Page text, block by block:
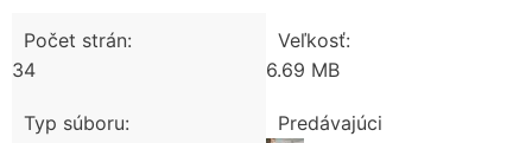
Počet strán:
34
Veľkosť:
6.69 MB
Typ súboru:
Predávajúci